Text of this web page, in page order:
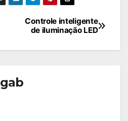
Controle inteligente
de iluminação LED
gab